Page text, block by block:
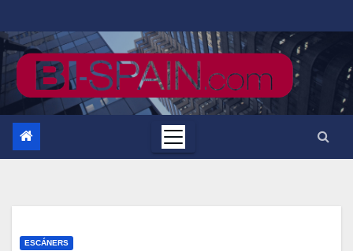
al
contenido
ESCÁNERS